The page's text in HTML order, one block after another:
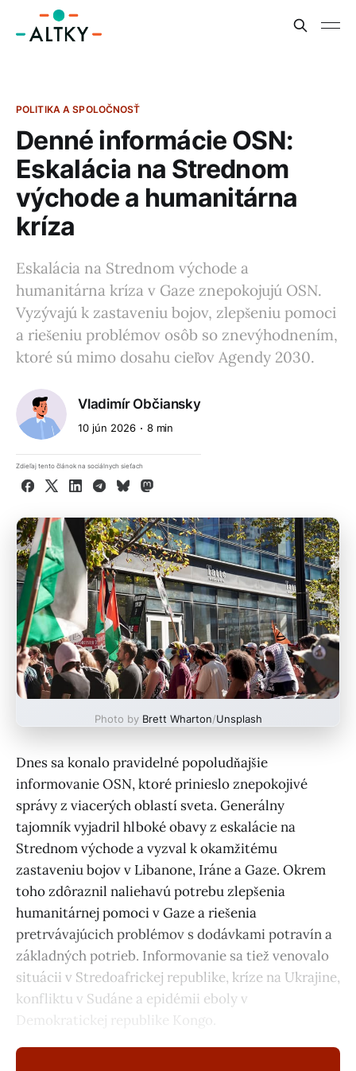
POLITIKA A SPOLOČNOSŤ
Denné informácie OSN:
Eskalácia na Strednom
východe a humanitárna
kríza
Eskalácia na Strednom východe a
humanitárna kríza v Gaze znepokojujú OSN.
Vyzývajú k zastaveniu bojov, zlepšeniu pomoci
a riešeniu problémov osôb so znevýhodnením,
ktoré sú mimo dosahu cieľov Agendy 2030.
Vladimír Občiansky
10 jún 2026 8 min
Zdieľaj tento článok na sociálnych sieťach
Facebook
X LinkedInTelegram
BlueskyMastodon
Photo by Brett Wharton/Unsplash
Dnes sa konalo pravidelné popoludňajšie
informovanie OSN, ktoré prinieslo znepokojivé
správy z viacerých oblastí sveta. Generálny
tajomník vyjadril hlboké obavy z eskalácie na
Strednom východe a vyzval k okamžitému
zastaveniu bojov v Libanone, Iráne a Gaze. Okrem
toho zdôraznil naliehavú potrebu zlepšenia
humanitárnej pomoci v Gaze a riešenia
pretrvávajúcich problémov s dodávkami potravín a
základných potrieb. Informovanie sa tiež venovalo
situácii v Stredoafrickej republike, kríze na Ukrajine,
konfliktu v Sudáne a epidémii eboly v
Demokratickej republike Kongo.